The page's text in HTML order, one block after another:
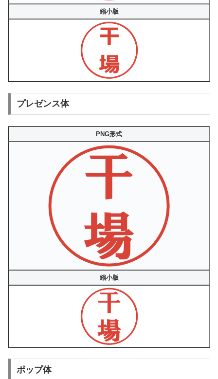
縮小版
プレゼンス体
PNG形式
縮小版
ポップ体